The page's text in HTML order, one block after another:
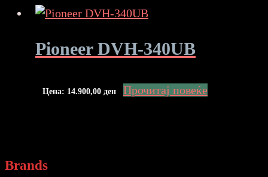
Pioneer DVH-340UB
Цена: 14.900,00 ден Прочитај повеќе
Brands